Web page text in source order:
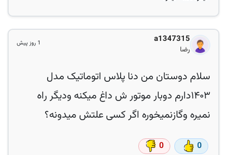
a1347315
رضا
1 روز پیش
سلام دوستان من دنا پلاس اتوماتیک مدل
۱۴۰۳دارم دوبار موتور ش داغ میکنه ودیگر راه
نمیره وگازنمیخوره اگر کسی علتش میدونه؟
0
0